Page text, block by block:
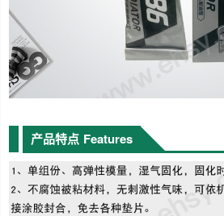
产品特点 Features